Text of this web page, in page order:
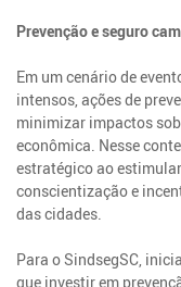
Prevenção e seguro
Em um cenário de
intensos, ações de
minimizar impactos
econômica. Nesse
estratégico ao
conscientização e
das cidades.
Para o SindsegSC,
que investir em